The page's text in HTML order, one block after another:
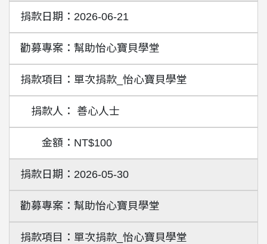
2026-06-21
幫助怡心寶貝學堂
單次捐款_怡心寶貝學堂
善心人士
NT$100
2026-05-30
幫助怡心寶貝學堂
單次捐款_怡心寶貝學堂